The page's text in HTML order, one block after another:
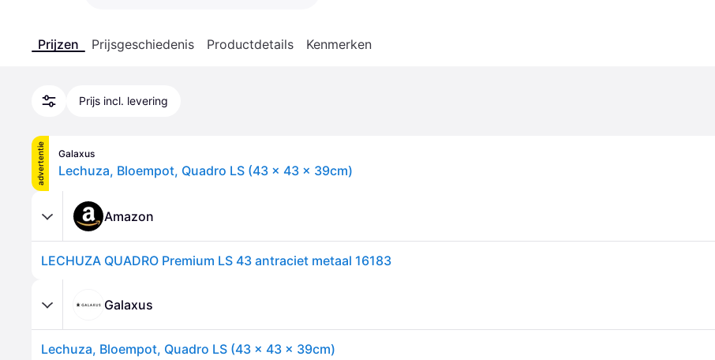
Prijzen Prijsgeschiedenis Productdetails Kenmerken
Prijs incl. levering
advertentie Galaxus
Lechuza, Bloempot, Quadro LS (43 x 43 x 39cm)
Amazon
LECHUZA QUADRO Premium LS 43 antraciet metaal 16183
Galaxus
Lechuza, Bloempot, Quadro LS (43 x 43 x 39cm)